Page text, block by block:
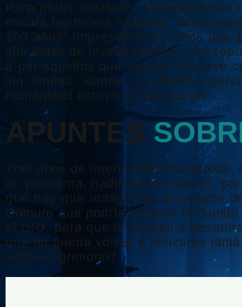
Para poder deshacer el hechizo,
oscura hechicera Ketshae, su
100 años. Impresionantes retos
sus dotes de investigación y, por
a por aquellos que querían hacerse
sin límites, donde no faltaron
humanidad estuvo en sus manos…
APUNTES
Tras años de interminable
un problema, nadie puede abrirlo,
que hay que indagar en el pasado
Conjuro que podría separar el
el GIO, para que le ayuden a
que no pueda volver a utilizarse
sobre el grimorio?